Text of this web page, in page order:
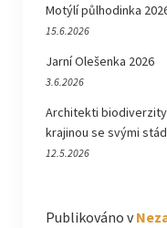
Motýlí půlhodinka
15.6.2026
Jarní Olešenka 2026
3.6.2026
Architekti
krajinou se svými
12.5.2026
Publikováno v